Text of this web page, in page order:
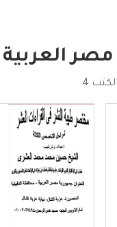
العربية
الكتب 4